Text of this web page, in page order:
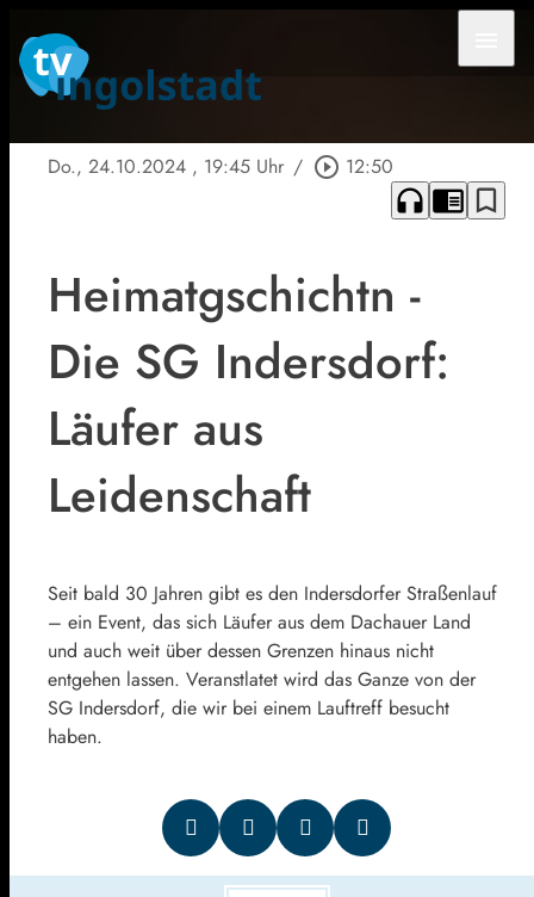
Do., 24.10.2024 , 19:45 Uhr / play_circle_outline 12:50
headphones chrome_reader_mode bookmark_border
Heimatgschichtn -
Die SG Indersdorf:
Läufer aus
Leidenschaft
Seit bald 30 Jahren gibt es den Indersdorfer Straßenlauf
– ein Event, das sich Läufer aus dem Dachauer Land
und auch weit über dessen Grenzen hinaus nicht
entgehen lassen. Veranstlatet wird das Ganze von der
SG Indersdorf, die wir bei einem Lauftreff besucht
haben.